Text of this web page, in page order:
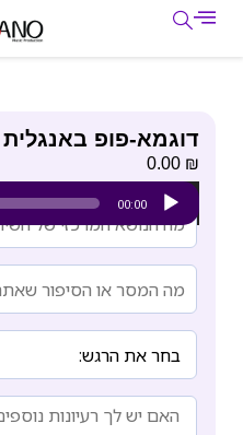
דוגמא-פופ באנגלית 2
0.00 ₪
נגן
אודיו
00:00